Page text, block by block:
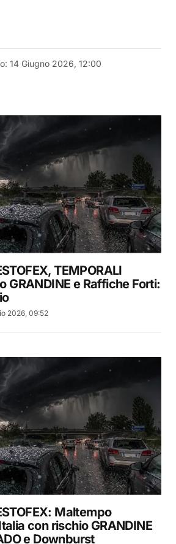
14 Giugno 2026, 12:00
TEMPORALI
GRANDINE e Raffiche Forti:
2026, 09:52
Maltempo
con rischio GRANDINE
e Downburst